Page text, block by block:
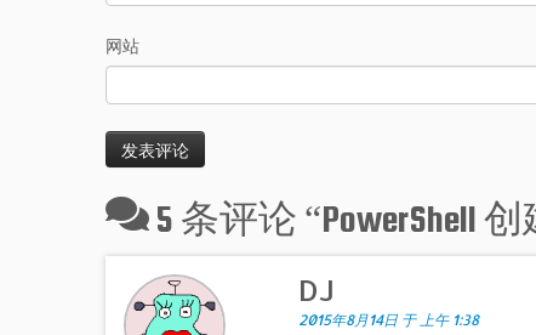
网站
5 条评论 “PowerShell
DJ
2015年8月14日 于 上午 1:38